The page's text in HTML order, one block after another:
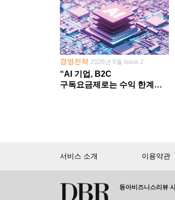
경영전략 2026년 5월 Issue 2
“AI 기업, B2C
구독요금제로는 수익 한계
서비스 소개 이용약관
동아비즈니스리뷰